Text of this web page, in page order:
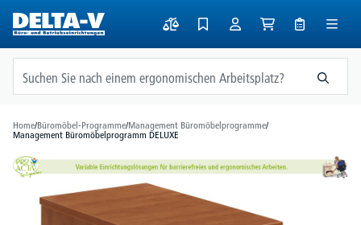
springen
Home/Büromöbel-Programme/Management Büromöbelprogramme/
Management Büromöbelprogramm DELUXE
Bildergalerie überspringen